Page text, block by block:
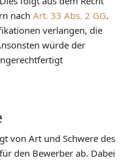
nach Art. 33 Abs. 2 GG.
verlangen, die
würde der
von Art und Schwere des
den Bewerber ab. Dabei